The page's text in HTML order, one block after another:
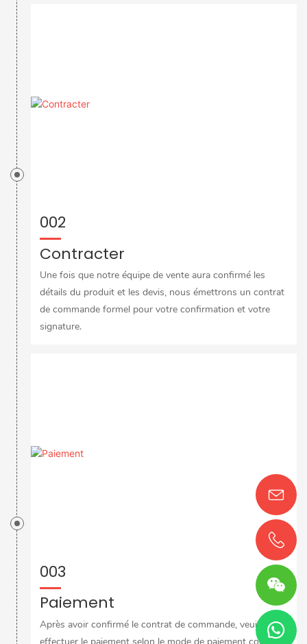
002
Contracter
Une fois que notre équipe de vente aura confirmé les
détails du produit et les devis, nous émettrons un contrat
de commande formel pour votre confirmation et votre
signature.
003
Paiement
Après avoir confirmé le contrat de commande, veuillez